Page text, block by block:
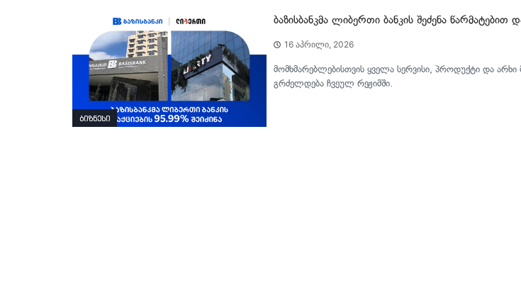
ბიზნესი
ბაზისბანკმა ლიბერთი ბანკის შეძენა წარმატებით
16 აპრილი, 2026
მომხმარებლებისთვის ყველა სერვისი, პროდუქტი და
გრძელდება ჩვეულ რეჟიმში.